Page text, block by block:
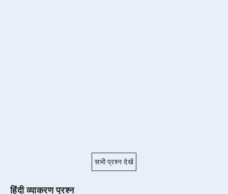
सभी प्रश्न देखें
हिंदी व्याकरण प्रश्न